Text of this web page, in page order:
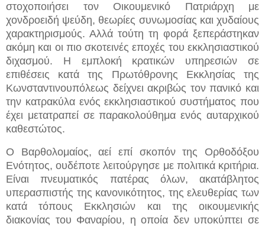
στοχοποιήσει τον Οικουμενικό Πατριάρχη με
χονδροειδή ψεύδη, θεωρίες συνωμοσίας και χυδαίους
χαρακτηρισμούς. Αλλά τούτη τη φορά ξεπεράστηκαν
ακόμη και οι πιο σκοτεινές εποχές του εκκλησιαστικού
διχασμού. Η εμπλοκή κρατικών υπηρεσιών σε
επιθέσεις κατά της Πρωτόθρονης Εκκλησίας της
Κωνσταντινουπόλεως δείχνει ακριβώς τον πανικό και
την κατρακύλα ενός εκκλησιαστικού συστήματος που
έχει μετατραπεί σε παρακολούθημα ενός αυταρχικού
καθεστώτος.
Ο Βαρθολομαίος, αεί επί σκοπόν της Ορθοδόξου
Ενότητος, ουδέποτε λειτούργησε με πολιτικά κριτήρια.
Είναι πνευματικός πατέρας όλων, ακατάβλητος
υπερασπιστής της κανονικότητος, της ελευθερίας των
κατά τόπους Εκκλησιών και της οικουμενικής
διακονίας του Φαναρίου, η οποία δεν υποκύπτει σε